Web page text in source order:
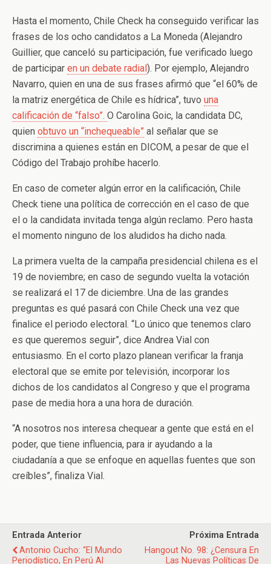
Hasta el momento, Chile Check ha conseguido verificar las
frases de los ocho candidatos a La Moneda (Alejandro
Guillier, que canceló su participación, fue verificado luego
de participar en un debate radial). Por ejemplo, Alejandro
Navarro, quien en una de sus frases afirmó que “el 60% de
la matriz energética de Chile es hídrica”, tuvo una
calificación de “falso”. O Carolina Goic, la candidata DC,
quien obtuvo un “inchequeable” al señalar que se
discrimina a quienes están en DICOM, a pesar de que el
Código del Trabajo prohíbe hacerlo.
En caso de cometer algún error en la calificación, Chile
Check tiene una política de corrección en el caso de que
el o la candidata invitada tenga algún reclamo. Pero hasta
el momento ninguno de los aludidos ha dicho nada.
La primera vuelta de la campaña presidencial chilena es el
19 de noviembre; en caso de segundo vuelta la votación
se realizará el 17 de diciembre. Una de las grandes
preguntas es qué pasará con Chile Check una vez que
finalice el periodo electoral. “Lo único que tenemos claro
es que queremos seguir”, dice Andrea Vial con
entusiasmo. En el corto plazo planean verificar la franja
electoral que se emite por televisión, incorporar los
dichos de los candidatos al Congreso y que el programa
pase de media hora a una hora de duración.
“A nosotros nos interesa chequear a gente que está en el
poder, que tiene influencia, para ir ayudando a la
ciudadanía a que se enfoque en aquellas fuentes que son
creíbles”, finaliza Vial.
Entrada Anterior
Antonio Cucho: “El Mundo
Periodístico, En Perú Al
Próxima Entrada
Hangout No. 98: ¿Censura En
Las Nuevas Políticas De